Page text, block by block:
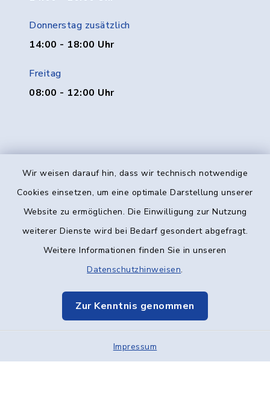
Wir weisen darauf hin, dass wir technisch notwendige
Cookies einsetzen, um eine optimale Darstellung unserer
Website zu ermöglichen. Die Einwilligung zur Nutzung
weiterer Dienste wird bei Bedarf gesondert abgefragt.
Weitere Informationen finden Sie in unseren
Datenschutzhinweisen.
Zur Kenntnis genommen
Impressum
Donnerstag zusätzlich
14:00 - 18:00 Uhr
Freitag
08:00 - 12:00 Uhr
Kontakt
Datenschutz
Elektronische Kommunikation
Sitemap